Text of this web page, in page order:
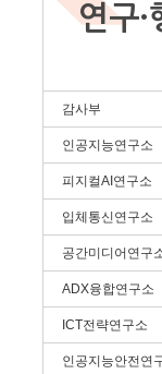
연구·
감사부
인공지능연구소
피지컬AI연구소
입체통신연구소
공간미디어연구
ADX융합연구소
ICT전략연구소
인공지능안전연